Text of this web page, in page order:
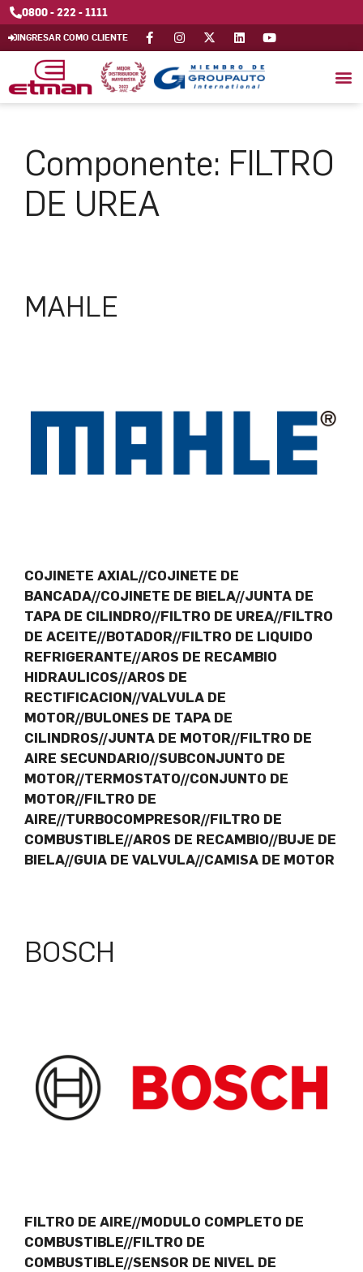
0800 - 222 - 1111
INGRESAR COMO CLIENTE
Componente: FILTRO
DE UREA
MAHLE
COJINETE AXIAL//COJINETE DE
BANCADA//COJINETE DE BIELA//JUNTA DE
TAPA DE CILINDRO//FILTRO DE UREA//FILTRO
DE ACEITE//BOTADOR//FILTRO DE LIQUIDO
REFRIGERANTE//AROS DE RECAMBIO
HIDRAULICOS//AROS DE
RECTIFICACION//VALVULA DE
MOTOR//BULONES DE TAPA DE
CILINDROS//JUNTA DE MOTOR//FILTRO DE
AIRE SECUNDARIO//SUBCONJUNTO DE
MOTOR//TERMOSTATO//CONJUNTO DE
MOTOR//FILTRO DE
AIRE//TURBOCOMPRESOR//FILTRO DE
COMBUSTIBLE//AROS DE RECAMBIO//BUJE DE
BIELA//GUIA DE VALVULA//CAMISA DE MOTOR
BOSCH
FILTRO DE AIRE//MODULO COMPLETO DE
COMBUSTIBLE//FILTRO DE
COMBUSTIBLE//SENSOR DE NIVEL DE